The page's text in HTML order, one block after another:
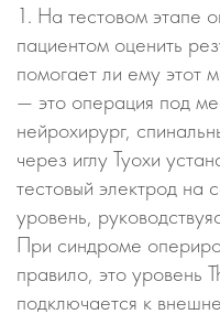
1. На тестовом этапе
пациентом оценить
помогает ли ему этот
— это операция под
нейрохирург,
через иглу Туохи
тестовый электрод на
уровень,
При синдроме
правило, это уровень
подключается к